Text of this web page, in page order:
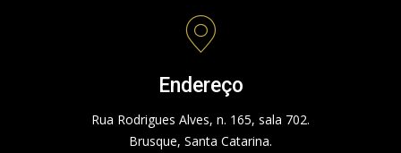
Endereço
Rua Rodrigues Alves, n. 165, sala 702.
Brusque, Santa Catarina.